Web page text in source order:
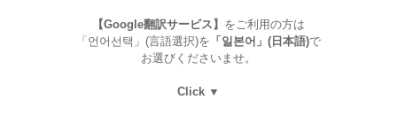
【Google翻訳サービス】 をご利用の方は
「언어선택」(言語選択)を 「일본어」(日本語)で
お選びくださいませ。
Click ▼